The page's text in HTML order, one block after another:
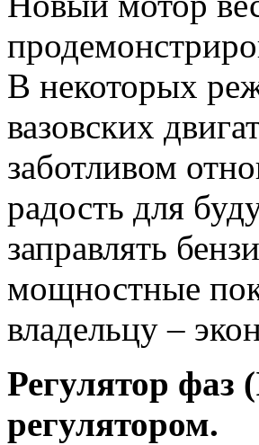
В некоторых
вазовских
заботливом
радость для
заправлять
мощностные
владельцу –
Регулятор фаз
регулятором.